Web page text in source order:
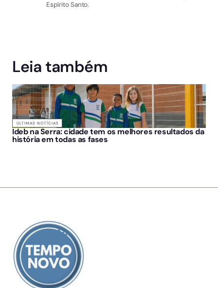
Espírito Santo.
Leia também
ÚLTIMAS NOTÍCIAS
Ideb na Serra: cidade tem os melhores resultados da
história em todas as fases